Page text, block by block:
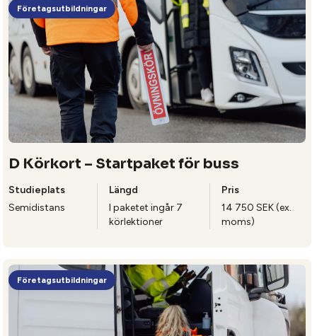
Företagsutbildningar
D Körkort – Startpaket för buss
Studieplats
Semidistans
Längd
I paketet ingår 7
körlektioner
Pris
14 750 SEK (ex.
moms)
Företagsutbildningar